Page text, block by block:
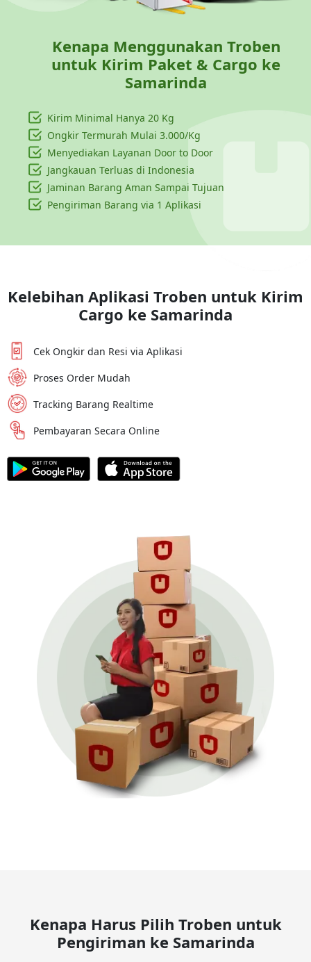
Kenapa Menggunakan Troben
untuk Kirim Paket & Cargo ke
Samarinda
Kirim Minimal Hanya 20 Kg
Ongkir Termurah Mulai 3.000/Kg
Menyediakan Layanan Door to Door
Jangkauan Terluas di Indonesia
Jaminan Barang Aman Sampai Tujuan
Pengiriman Barang via 1 Aplikasi
Kelebihan Aplikasi Troben untuk Kirim
Cargo ke Samarinda
Cek Ongkir dan Resi via Aplikasi
Proses Order Mudah
Tracking Barang Realtime
Pembayaran Secara Online
Kenapa Harus Pilih Troben untuk
Pengiriman ke Samarinda